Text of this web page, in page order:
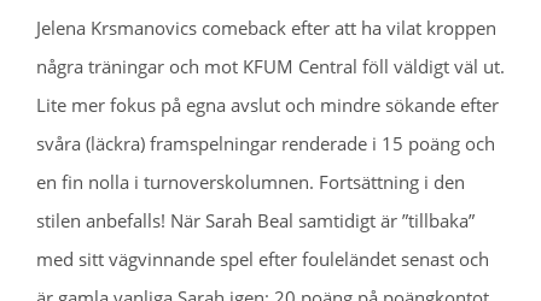
Jelena Krsmanovics comeback efter att ha vilat kroppen
några träningar och mot KFUM Central föll väldigt väl ut.
Lite mer fokus på egna avslut och mindre sökande efter
svåra (läckra) framspelningar renderade i 15 poäng och
en fin nolla i turnoverskolumnen. Fortsättning i den
stilen anbefalls! När Sarah Beal samtidigt är ”tillbaka”
med sitt vägvinnande spel efter fouleländet senast och